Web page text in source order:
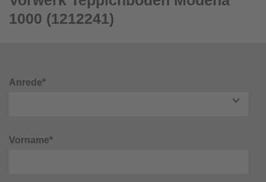
1000 (1212241)
Anrede*
Vorname*